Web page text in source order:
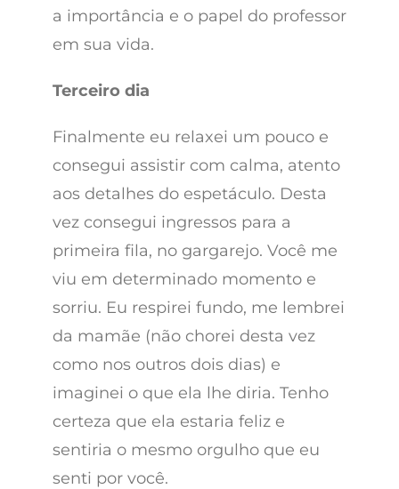
a importância e o papel do professor
em sua vida.
Terceiro dia
Finalmente eu relaxei um pouco e
consegui assistir com calma, atento
aos detalhes do espetáculo. Desta
vez consegui ingressos para a
primeira fila, no gargarejo. Você me
viu em determinado momento e
sorriu. Eu respirei fundo, me lembrei
da mamãe (não chorei desta vez
como nos outros dois dias) e
imaginei o que ela lhe diria. Tenho
certeza que ela estaria feliz e
sentiria o mesmo orgulho que eu
senti por você.